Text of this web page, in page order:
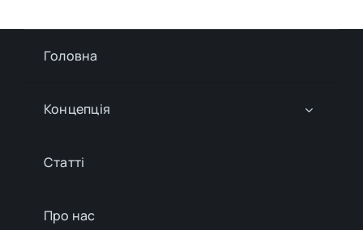
Головна
Концепція
Статті
Про нас